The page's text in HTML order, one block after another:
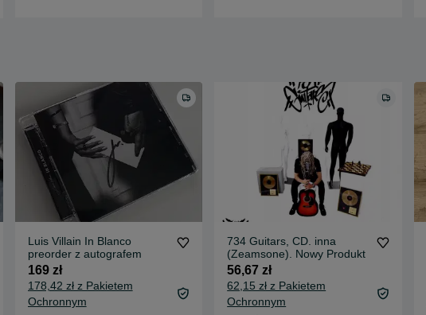
Luis Villain In Blanco
preorder z autografem
169 zł
178,42 zł z Pakietem
Ochronnym
734 Guitars, CD. inna
(Zeamsone). Nowy Produkt
56,67 zł
62,15 zł z Pakietem
Ochronnym